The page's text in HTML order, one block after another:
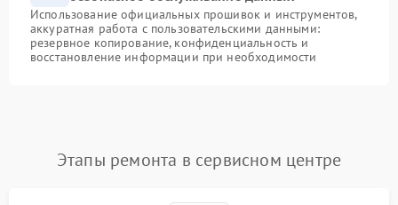
Использование официальных прошивок и инструментов,
аккуратная работа с пользовательскими данными:
резервное копирование, конфиденциальность и
восстановление информации при необходимости
Этапы ремонта в сервисном центре